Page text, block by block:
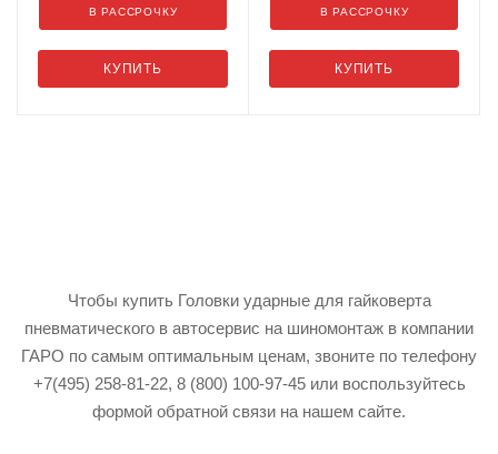
КУПИТЬ
В РАССРОЧКУ
КУПИТЬ
В РАССРОЧКУ
Чтобы купить Головки ударные для гайковерта
пневматического в автосервис на шиномонтаж в компании
ГАРО по самым оптимальным ценам, звоните по телефону
+7(495) 258-81-22, 8 (800) 100-97-45 или воспользуйтесь
формой обратной связи на нашем сайте.